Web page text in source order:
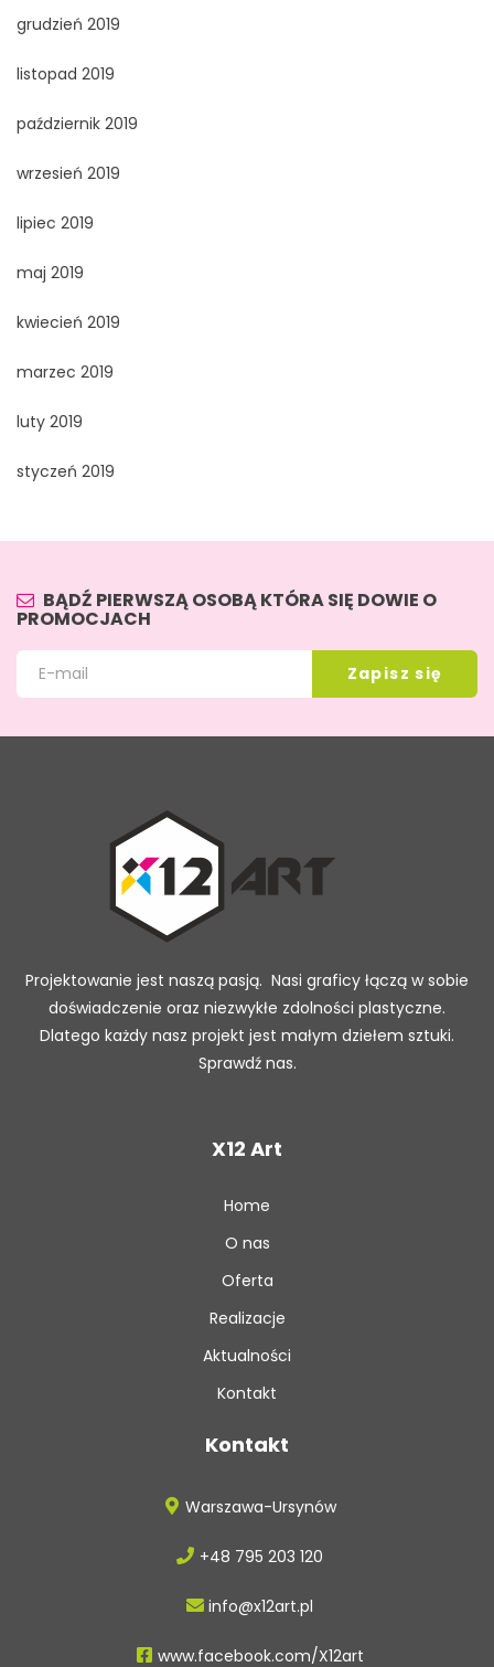
grudzień 2019
listopad 2019
październik 2019
wrzesień 2019
lipiec 2019
maj 2019
kwiecień 2019
marzec 2019
luty 2019
styczeń 2019
BĄDŹ PIERWSZĄ OSOBĄ KTÓRA SIĘ DOWIE O
PROMOCJACH
Projektowanie jest naszą pasją. Nasi graficy łączą w sobie
doświadczenie oraz niezwykłe zdolności plastyczne.
Dlatego każdy nasz projekt jest małym dziełem sztuki.
Sprawdź nas.
X12 Art
Home
O nas
Oferta
Realizacje
Aktualności
Kontakt
Kontakt
Warszawa-Ursynów
+48 795 203 120
info@x12art.pl
www.facebook.com/X12art